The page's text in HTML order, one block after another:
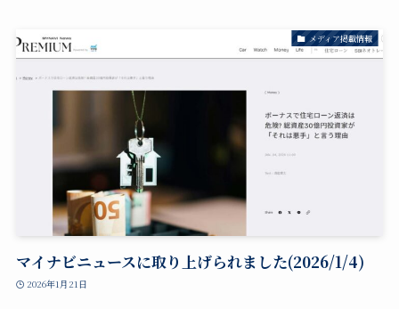
メディア掲載情報
マイナビニュースに取り上げられました(2026/1/4)
2026年1月21日